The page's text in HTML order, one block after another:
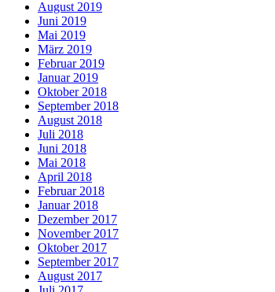
August 2019
Juni 2019
Mai 2019
März 2019
Februar 2019
Januar 2019
Oktober 2018
September 2018
August 2018
Juli 2018
Juni 2018
Mai 2018
April 2018
Februar 2018
Januar 2018
Dezember 2017
November 2017
Oktober 2017
September 2017
August 2017